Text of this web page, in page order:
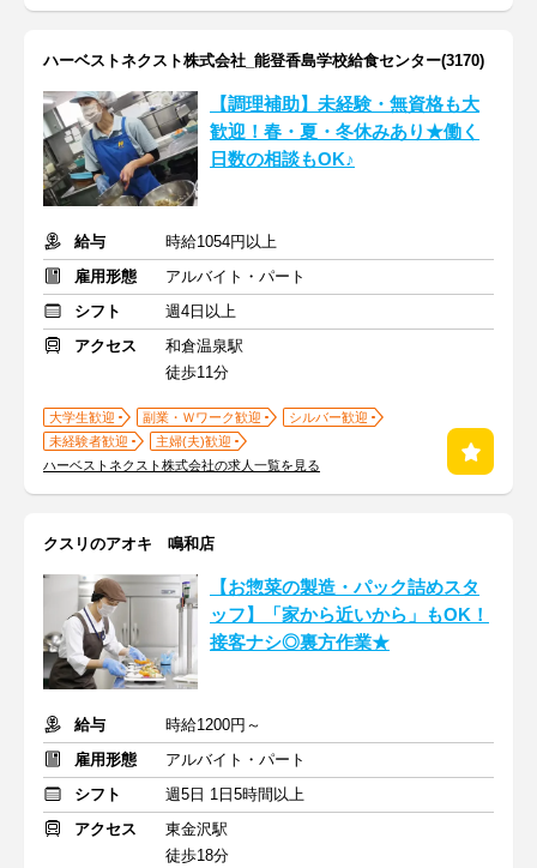
ハーベストネクスト株式会社_能登香島学校給食センター(3170)
【調理補助】未経験・無資格も大
歓迎！春・夏・冬休みあり★働く
日数の相談もOK♪
給与
時給1054円以上
雇用形態
アルバイト・パート
シフト
週4日以上
アクセス
和倉温泉駅
徒歩11分
大学生歓迎 副業・Ｗワーク歓迎
シルバー歓迎
未経験者歓迎
主婦(夫)歓迎
ハーベストネクスト株式会社の求人一覧を見る
クスリのアオキ 鳴和店
【お惣菜の製造・パック詰めスタ
ッフ】「家から近いから」もOK！
接客ナシ◎裏方作業★
給与
時給1200円～
雇用形態
アルバイト・パート
シフト
週5日 1日5時間以上
アクセス
東金沢駅
徒歩18分